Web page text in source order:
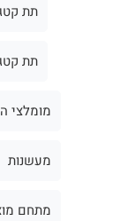
תת
תת קטגוריה2
מומלצי
מעשנות
מתחם